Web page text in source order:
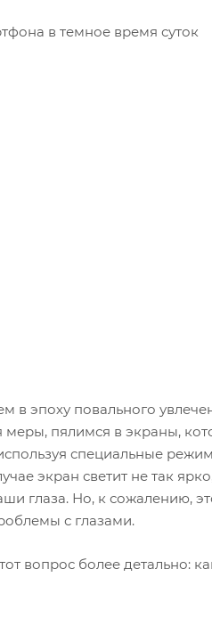
в эпоху повального
меры, пялимся в экраны,
специальные
экран светит не так
глаза. Но, к сожалению,
с глазами.
вопрос более детально: